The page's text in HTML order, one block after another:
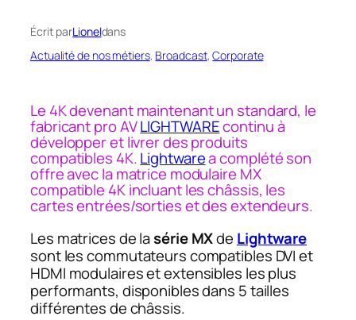
Écrit parLioneldans
Actualité de nos métiers, Broadcast, Corporate
Le 4K devenant maintenant un standard, le
fabricant pro AVLIGHTWAREcontinu à
développer et livrer des produits
compatibles 4K.Lightwarea complété son
offre avec la matrice modulaire MX
compatible 4K incluant les châssis, les
cartes entrées/sorties et des extendeurs.
Les matrices de lasérie MXde Lightware
sont les commutateurs compatibles DVI et
HDMI modulaires et extensibles les plus
performants, disponibles dans 5 tailles
différentes de châssis.